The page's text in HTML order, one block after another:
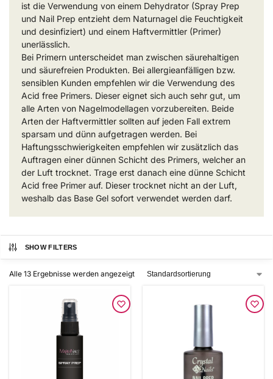
ist die Verwendung von einem Dehydrator (Spray Prep
und Nail Prep entzieht dem Naturnagel die Feuchtigkeit
und desinfiziert) und einem Haftvermittler (Primer)
unerlässlich.
Bei Primern unterscheidet man zwischen säurehaltigen
und säurefreien Produkten. Bei allergieanfälligen bzw.
sensiblen Kunden empfehlen wir die Verwendung des
Acid free Primers. Dieser eignet sich auch sehr gut, um
alle Arten von Nagelmodellagen vorzubereiten. Beide
Arten der Haftvermittler sollten auf jeden Fall extrem
sparsam und dünn aufgetragen werden. Bei
Haftungsschwierigkeiten empfehlen wir zusätzlich das
Auftragen einer dünnen Schicht des Primers, welcher an
der Luft trocknet. Trage erst danach eine dünne Schicht
Acid free Primer auf. Dieser trocknet nicht an der Luft,
weshalb das Base Gel sofort verwendet werden darf.
SHOW FILTERS
Alle 13 Ergebnisse werden angezeigt